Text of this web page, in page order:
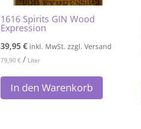
1616 Spirits GIN Wood
Expression
39,95€ inkl. MwSt. zzgl. Versand
79,90€/ Liter
In den Warenkorb